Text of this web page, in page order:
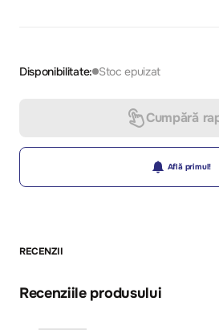
Disponibilitate: Stoc epuizat
Cumpără
Află primul!
RECENZII
Recenziile produsului